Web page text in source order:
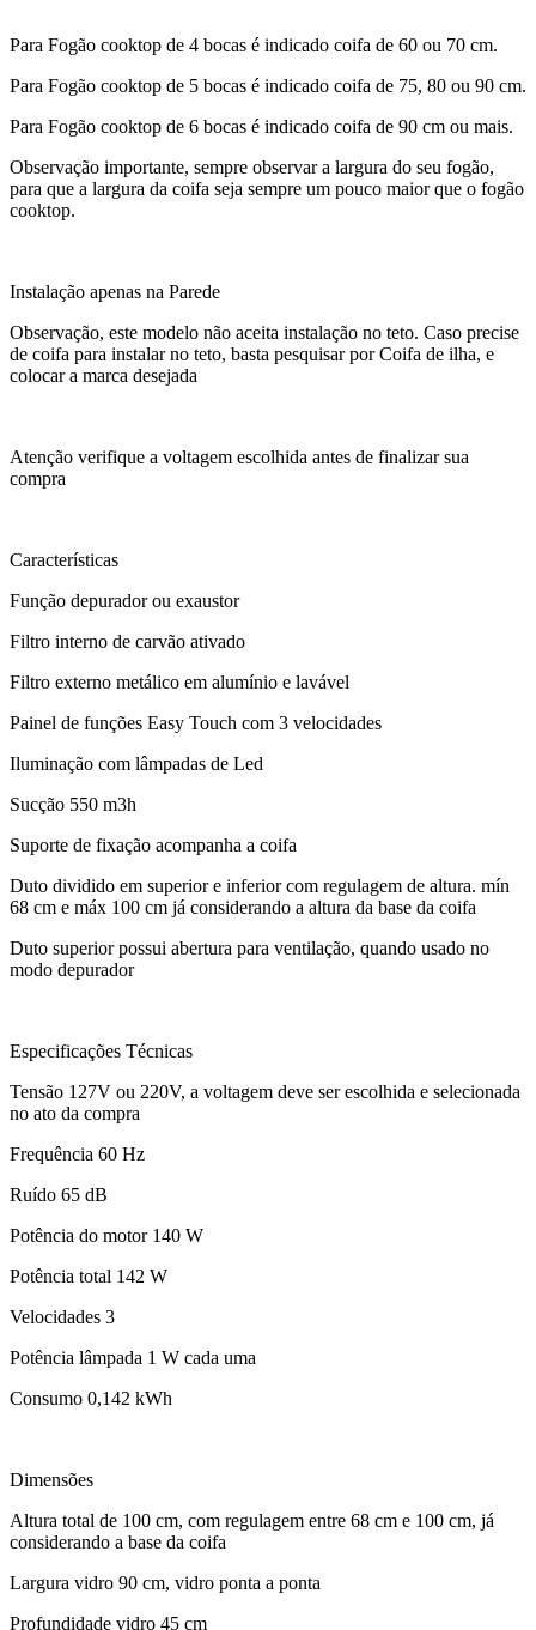
Para Fogão cooktop de 4 bocas é indicado coifa de 60 ou 70 cm.
Para Fogão cooktop de 5 bocas é indicado coifa de 75, 80 ou 90 cm.
Para Fogão cooktop de 6 bocas é indicado coifa de 90 cm ou mais.
Observação importante, sempre observar a largura do seu fogão,
para que a largura da coifa seja sempre um pouco maior que o fogão
cooktop.
Instalação apenas na Parede
Observação, este modelo não aceita instalação no teto. Caso precise
de coifa para instalar no teto, basta pesquisar por Coifa de ilha, e
colocar a marca desejada
Atenção verifique a voltagem escolhida antes de finalizar sua
compra
Características
Função depurador ou exaustor
Filtro interno de carvão ativado
Filtro externo metálico em alumínio e lavável
Painel de funções Easy Touch com 3 velocidades
Iluminação com lâmpadas de Led
Sucção 550 m3h
Suporte de fixação acompanha a coifa
Duto dividido em superior e inferior com regulagem de altura. mín
68 cm e máx 100 cm já considerando a altura da base da coifa
Duto superior possui abertura para ventilação, quando usado no
modo depurador
Especificações Técnicas
Tensão 127V ou 220V, a voltagem deve ser escolhida e selecionada
no ato da compra
Frequência 60 Hz
Ruído 65 dB
Potência do motor 140 W
Potência total 142 W
Velocidades 3
Potência lâmpada 1 W cada uma
Consumo 0,142 kWh
Dimensões
Altura total de 100 cm, com regulagem entre 68 cm e 100 cm, já
considerando a base da coifa
Largura vidro 90 cm, vidro ponta a ponta
Profundidade vidro 45 cm